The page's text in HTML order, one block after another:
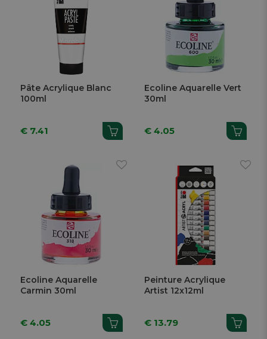
Pâte Acrylique Blanc
100ml
€ 7.41
Ecoline Aquarelle Vert
30ml
€ 4.05
Ecoline Aquarelle
Carmin 30ml
€ 4.05
Peinture Acrylique
Artist 12x12ml
€ 13.79